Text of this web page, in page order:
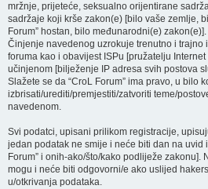
mržnje, prijeteće, seksualno orijentirane
sadržaje koji krše zakon(e) [bilo vaše zemlje,
Forum” hostan, bilo međunarodni(e) zakon(e)].
Činjenje navedenog uzrokuje trenutno i trajno
foruma kao i obavijest ISPu [pružatelju
učinjenom [bilježenje IP adresa svih postova
Slažete se da “CroL Forum” ima pravo, u bilo
izbrisati/urediti/premjestiti/zatvoriti teme/
navedenom.
Svi podatci, upisani prilikom registracije,
jedan podatak ne smije i neće biti dan na uvid
Forum” i onih-ako/što/kako podliježe zakonu].
mogu i neće biti odgovorni/e ako uslijed
u/otkrivanja podataka.